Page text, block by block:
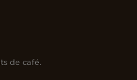
de café.